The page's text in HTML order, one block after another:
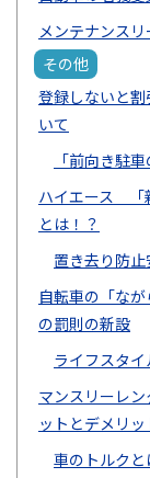
メンテナンス
その他
登録しないと
いて
「前向き駐
ハイエース 「
とは！？
置き去り防
自転車の「な
の罰則の新設
ライフスタ
マンスリーレ
ットとデメリッ
車のトルクと